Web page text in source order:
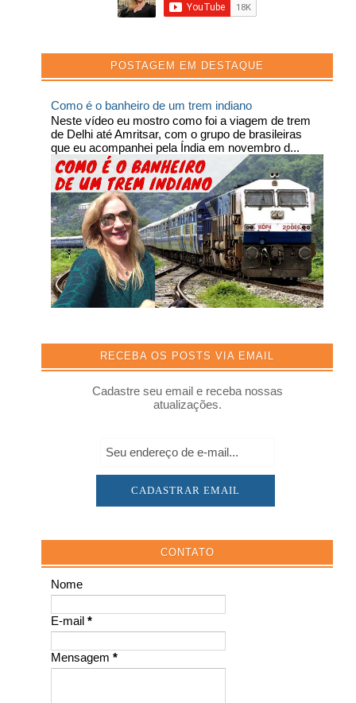
POSTAGEM EM DESTAQUE
Como é o banheiro de um trem indiano
Neste vídeo eu mostro como foi a viagem de trem
de Delhi até Amritsar, com o grupo de brasileiras
que eu acompanhei pela Índia em novembro d...
RECEBA OS POSTS VIA EMAIL
Cadastre seu email e receba nossas
atualizações.
CONTATO
Nome
E-mail*
Mensagem*